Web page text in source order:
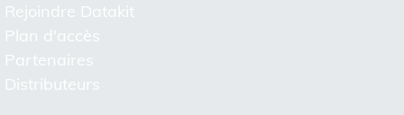
Rejoindre Datakit
Plan d'accès
Partenaires
Distributeurs